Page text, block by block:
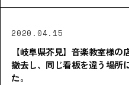
2020.04.15
【岐阜県芥見】音楽教室様
撤去し、同じ看板を違う場所
た。